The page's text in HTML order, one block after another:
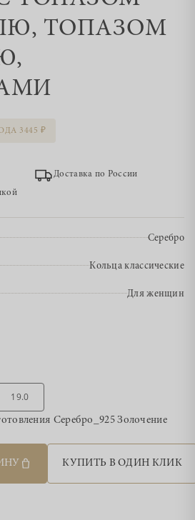
ТОПАЗОМ
3445
Доставка по России
Серебро
Кольца классические
Для женщин
19.0
Серебро_925 Золочение
КУПИТЬ В ОДИН КЛИК